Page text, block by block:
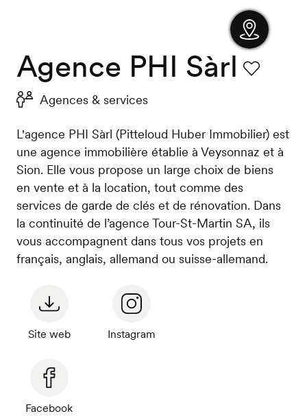
Afficher
Agence PHI Sàrl
Agences & services
L'agence PHI Sàrl (Pitteloud Huber Immobilier) est
une agence immobilière établie à Veysonnaz et à
Sion. Elle vous propose un large choix de biens
en vente et à la location, tout comme des
services de garde de clés et de rénovation. Dans
la continuité de l’agence Tour-St-Martin SA, ils
vous accompagnent dans tous vos projets en
français, anglais, allemand ou suisse-allemand.
Site web Instagram
Facebook